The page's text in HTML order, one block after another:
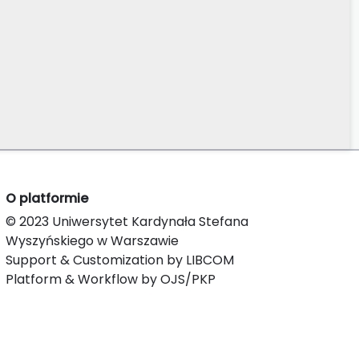
O platformie
© 2023 Uniwersytet Kardynała Stefana
Wyszyńskiego w Warszawie
Support & Customization by LIBCOM
Platform & Workflow by OJS/PKP